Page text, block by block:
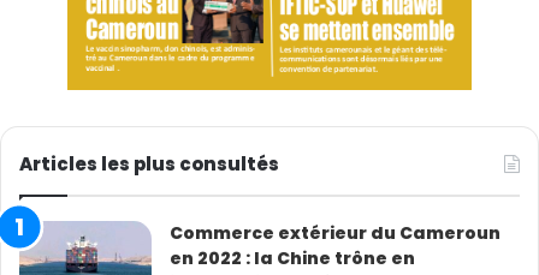
Articles les plus consultés
Commerce extérieur du Cameroun
en 2022 : la Chine trône en